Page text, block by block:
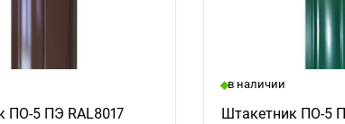
ПО-5 ПЭ RAL8017
в наличии
Штакетник ПО-5